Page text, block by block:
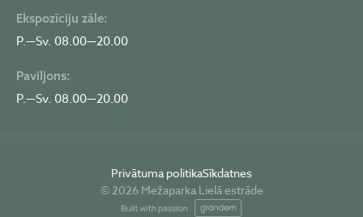
Ekspozīciju zāle:
P.—Sv. 08.00—20.00
Paviljons:
P.—Sv. 08.00—20.00
Privātuma politikaSīkdatnes
© 2026 Mežaparka Lielā estrāde